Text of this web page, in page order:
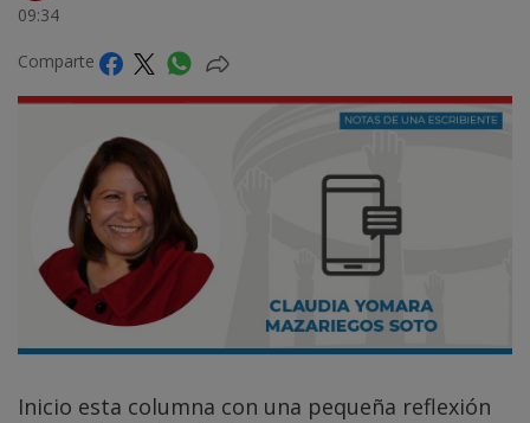
09:34
Comparte
Inicio esta columna con una pequeña reflexión